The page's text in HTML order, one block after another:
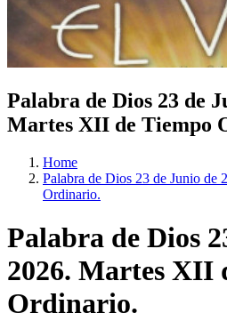
Palabra de Dios 23 de
Martes XII de Tiempo
Home
Palabra de Dios 23 de Junio de
Ordinario.
Palabra de Dios
2026. Martes XII
Ordinario.